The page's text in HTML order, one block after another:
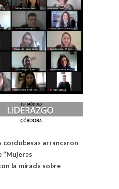
cordobesas arrancaron
“Mujeres
la mirada sobre